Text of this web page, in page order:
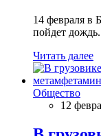
14 февраля в
пойдет
Читать далее
Общество
12